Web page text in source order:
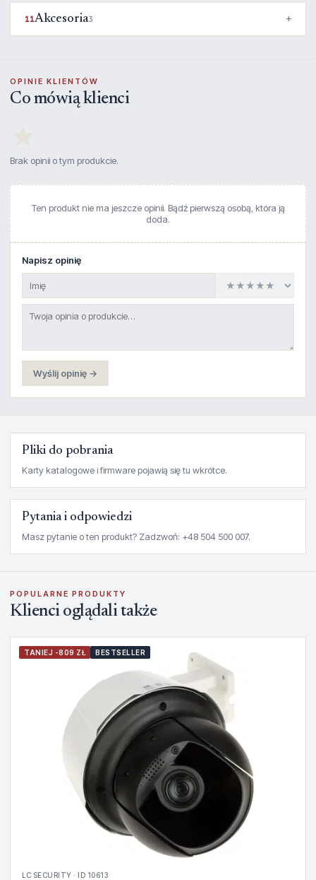
11Akcesoria3
OPINIE KLIENTÓW
Co mówią klienci
Brak opinii o tym produkcie.
Ten produkt nie ma jeszcze opinii. Bądź pierwszą osobą, która ją
doda.
Napisz opinię
Wyślij opinię →
Pliki do pobrania
Karty katalogowe i firmware pojawią się tu wkrótce.
Pytania i odpowiedzi
Masz pytanie o ten produkt? Zadzwoń: +48 504 500 007.
POPULARNE PRODUKTY
Klienci oglądali także
TANIEJ -809 ZŁ BESTSELLER
LC SECURITY · ID 10613